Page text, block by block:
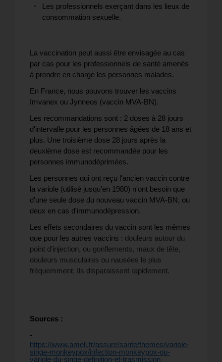
Les professionnels exerçant dans les lieux de
consommation sexuelle.
La vaccination peut aussi être envisagée au cas
par cas pour les professionnels de santé amenés
à prendre en charge les personnes malades.
En France, nous pouvons trouver les vaccins
Imvanex ou Jynneos (vaccin MVA-BN).
Les recommandations sont : 2 doses à 28 jours
d'intervalle pour les personnes âgées de 18 ans et
plus. Une troisième dose 28 jours après la
deuxième dose est recommandée pour les
personnes immunodéprimées.
Les personnes qui ont reçu l'ancien vaccin contre
la variole (utilisé jusqu'en 1980) n'ont besoin que
d'une seule dose du nouveau vaccin MVA-BN, ou
deux en cas d'immunodépression.
Les effets secondaires du vaccin sont les mêmes
que pour les autres vaccins : douleurs autour du
point d’injection, ou gonflements, maux de tête,
douleurs musculaires ou nausées le plus
fréquemment. Ils disparaissent rapidement.
Sources :
-
https://www.ameli.fr/assure/sante/themes/variole-
singe-monkeypox/infection-monkeypox-ou-
variole-du-singe-definition-et-trasmission